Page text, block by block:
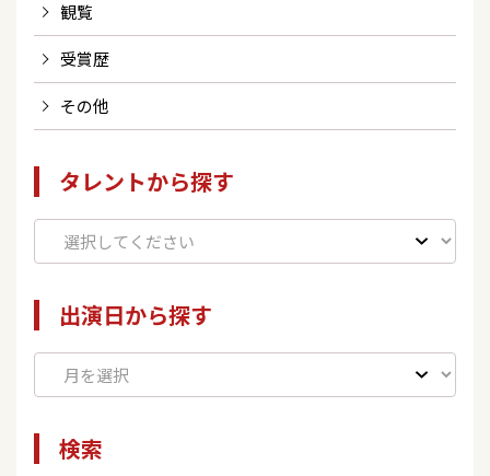
観覧
受賞歴
その他
タレントから探す
出演日から探す
検索